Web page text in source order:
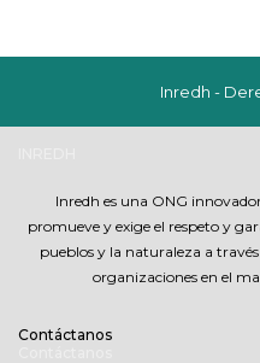
Inredh -
Inredh es una ONG
promueve y exige el respeto y
pueblos y la naturaleza a
organizaciones en el
Contáctanos